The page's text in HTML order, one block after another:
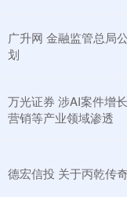
广升网 金融监管总局
划
万光证券 涉AI案件增
营销等产业领域渗透
德宏信投 关于丙乾传